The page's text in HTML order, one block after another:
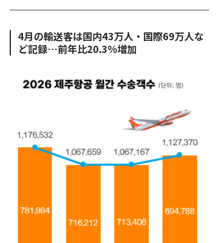
c
o
o
i
e
r
o
u
o
n
4月の輸送客は国内43万人・国際69万人な
ど記録…前年比20.3%増加